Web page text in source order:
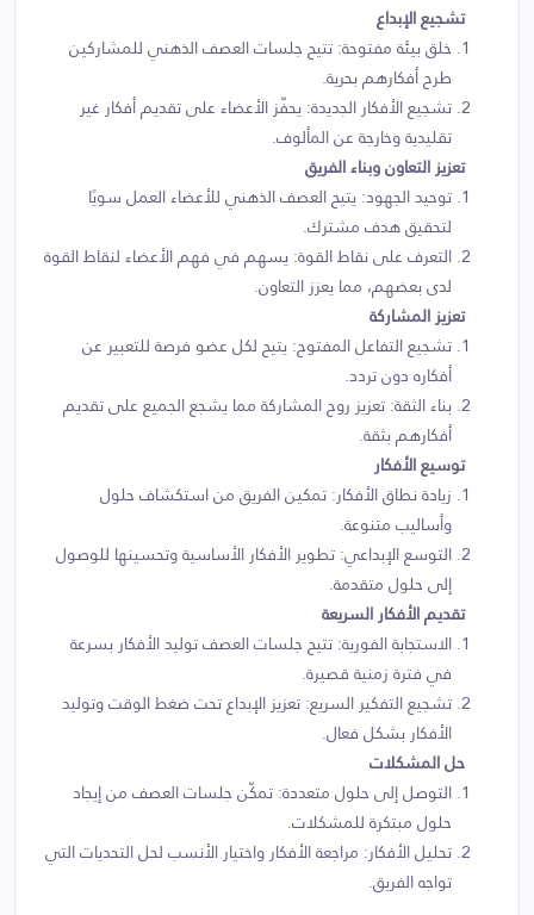
تشجيع الإبداع
خلق بيئة مفتوحة: تتيح جلسات العصف الذهني للمشاركين
طرح أفكارهم بحرية.
تشجيع الأفكار الجديدة: يحفّز الأعضاء على تقديم أفكار غير
تقليدية وخارجة عن المألوف.
تعزيز التعاون وبناء الفريق
توحيد الجهود: يتيح العصف الذهني للأعضاء العمل سويًا
لتحقيق هدف مشترك.
التعرف على نقاط القوة: يسهم في فهم الأعضاء لنقاط القوة
لدى بعضهم، مما يعزز التعاون.
تعزيز المشاركة
تشجيع التفاعل المفتوح: يتيح لكل عضو فرصة للتعبير عن
أفكاره دون تردد.
بناء الثقة: تعزيز روح المشاركة مما يشجع الجميع على تقديم
أفكارهم بثقة.
توسيع الأفكار
زيادة نطاق الأفكار: تمكين الفريق من استكشاف حلول
وأساليب متنوعة.
التوسع الإبداعي: تطوير الأفكار الأساسية وتحسينها للوصول
إلى حلول متقدمة.
تقديم الأفكار السريعة
الاستجابة الفورية: تتيح جلسات العصف توليد الأفكار بسرعة
في فترة زمنية قصيرة.
تشجيع التفكير السريع: تعزيز الإبداع تحت ضغط الوقت وتوليد
الأفكار بشكل فعال.
حل المشكلات
التوصل إلى حلول متعددة: تمكّن جلسات العصف من إيجاد
حلول مبتكرة للمشكلات.
تحليل الأفكار: مراجعة الأفكار واختيار الأنسب لحل التحديات التي
تواجه الفريق.